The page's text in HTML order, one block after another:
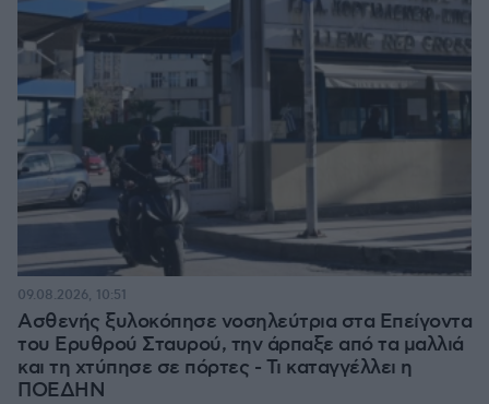
Ασθενής ξυλοκόπησε νοσηλεύτρια στα Επείγοντα
του Ερυθρού Σταυρού, την άρπαξε από τα μαλλιά
και τη χτύπησε σε πόρτες - Τι καταγγέλλει η
ΠΟΕΔΗΝ
09.08.2026, 10:51